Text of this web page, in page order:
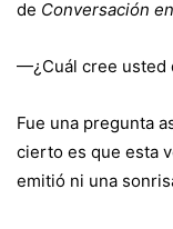
de Conversación
—¿Cuál cree usted
Fue una pregunta
cierto es que esta
emitió ni una